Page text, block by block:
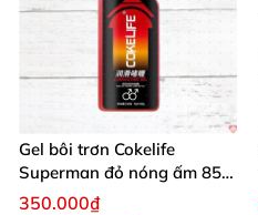
Gel bôi trơn Cokelife
Superman đỏ nóng ấm 85g
giảm đau rát
350.000₫